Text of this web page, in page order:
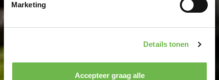
en om ons websiteverkeer te analyseren.Dank u voor
Kennisgeving van de verwerking van uw gegevens
Marketing
Details tonen
Accepteer graag alle